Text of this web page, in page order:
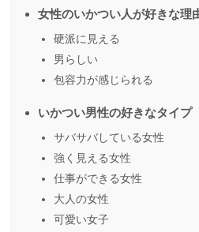
女性のいかつい人が好きな理
硬派に見える
男らしい
包容力が感じられる
いかつい男性の好きなタイプ
サバサバしている女性
強く見える女性
仕事ができる女性
大人の女性
可愛い女子